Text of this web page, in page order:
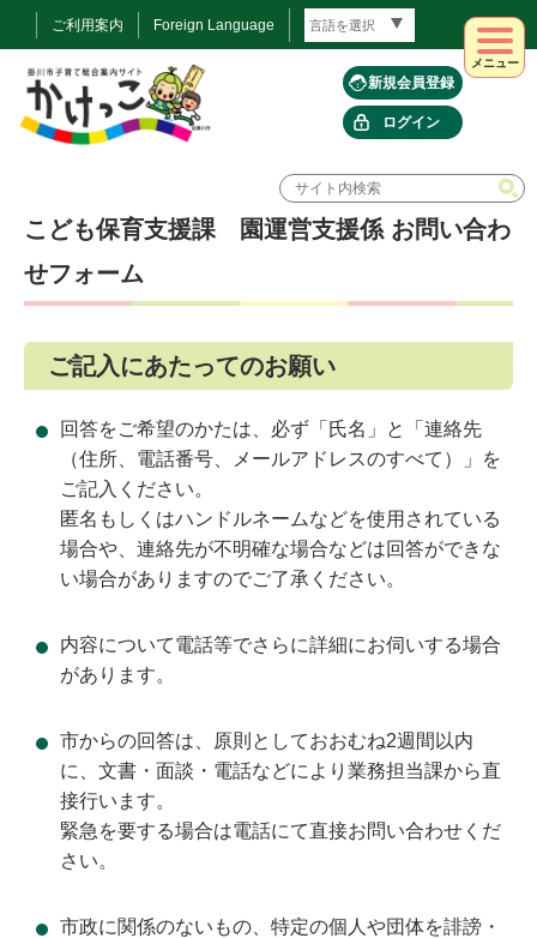
ご利用案内 Foreign Language
新規会員登録
ログイン
メニュー
こども保育支援課 園運営支援係 お問い合わ
せフォーム
ご記入にあたってのお願い
回答をご希望のかたは、必ず「氏名」と「連絡先
（住所、電話番号、メールアドレスのすべて）」を
ご記入ください。
匿名もしくはハンドルネームなどを使用されている
場合や、連絡先が不明確な場合などは回答ができな
い場合がありますのでご了承ください。
内容について電話等でさらに詳細にお伺いする場合
があります。
市からの回答は、原則としておおむね2週間以内
に、文書・面談・電話などにより業務担当課から直
接行います。
緊急を要する場合は電話にて直接お問い合わせくだ
さい。
市政に関係のないもの、特定の個人や団体を誹謗・